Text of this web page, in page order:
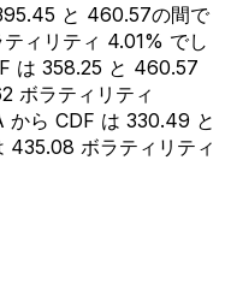
と 460.57の間で
ィリティ 4.01% でし
は 358.25 と 460.57
ボラティリティ
から CDF は 330.49 と
435.08 ボラティリティ